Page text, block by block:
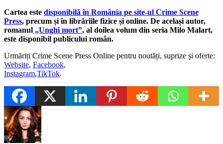
Cartea este disponibilă în România pe site-ul Crime Scene
Press, precum și în librăriile fizice și online. De același autor,
romanul „Unghi mort”, al doilea volum din seria Milo Malart,
este disponibil publicului român.
Urmăriți Crime Scene Press Online pentru noutăți, suprize și oferte:
Website, Facebook,
Instagram,TikTok.